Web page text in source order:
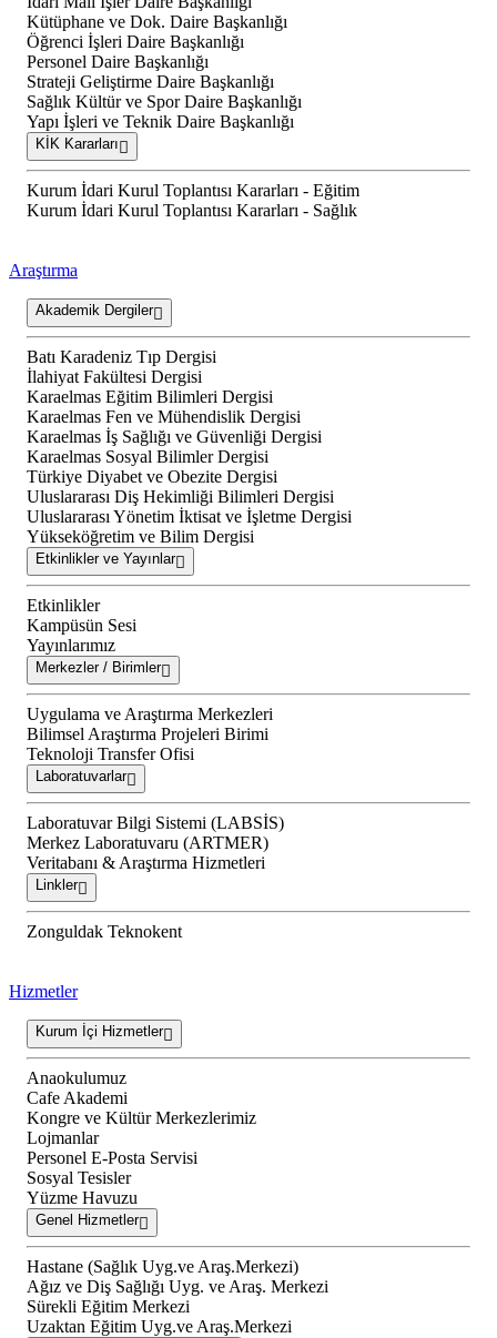
Kütüphane ve Dok. Daire Başkanlığı
Öğrenci İşleri Daire Başkanlığı
Personel Daire Başkanlığı
Strateji Geliştirme Daire Başkanlığı
Sağlık Kültür ve Spor Daire Başkanlığı
Yapı İşleri ve Teknik Daire Başkanlığı
KİK Kararları
Kurum İdari Kurul Toplantısı Kararları - Eğitim
Kurum İdari Kurul Toplantısı Kararları - Sağlık
Araştırma
Akademik Dergiler
Batı Karadeniz Tıp Dergisi
İlahiyat Fakültesi Dergisi
Karaelmas Eğitim Bilimleri Dergisi
Karaelmas Fen ve Mühendislik Dergisi
Karaelmas İş Sağlığı ve Güvenliği Dergisi
Karaelmas Sosyal Bilimler Dergisi
Türkiye Diyabet ve Obezite Dergisi
Uluslararası Diş Hekimliği Bilimleri Dergisi
Uluslararası Yönetim İktisat ve İşletme Dergisi
Yükseköğretim ve Bilim Dergisi
Etkinlikler ve Yayınlar
Etkinlikler
Kampüsün Sesi
Yayınlarımız
Merkezler / Birimler
Uygulama ve Araştırma Merkezleri
Bilimsel Araştırma Projeleri Birimi
Teknoloji Transfer Ofisi
Laboratuvarlar
Laboratuvar Bilgi Sistemi (LABSİS)
Merkez Laboratuvaru (ARTMER)
Veritabanı & Araştırma Hizmetleri
Linkler
Zonguldak Teknokent
Hizmetler
Kurum İçi Hizmetler
Anaokulumuz
Cafe Akademi
Kongre ve Kültür Merkezlerimiz
Lojmanlar
Personel E-Posta Servisi
Sosyal Tesisler
Yüzme Havuzu
Genel Hizmetler
Hastane (Sağlık Uyg.ve Araş.Merkezi)
Ağız ve Diş Sağlığı Uyg. ve Araş. Merkezi
Sürekli Eğitim Merkezi
Uzaktan Eğitim Uyg.ve Araş.Merkezi